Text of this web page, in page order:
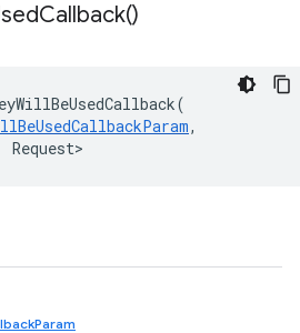
Callback()
(
,
Request>